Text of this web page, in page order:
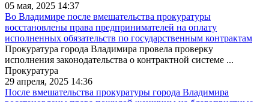
05 мая, 2025 14:37
Во Владимире после вмешательства прокуратуры
восстановлены права предпринимателей на оплату
исполненных обязательств по государственным контрактам
Прокуратура города Владимира провела проверку
исполнения законодательства о контрактной системе ...
Прокуратура
29 апреля, 2025 14:36
После вмешательства прокуратуры города Владимира